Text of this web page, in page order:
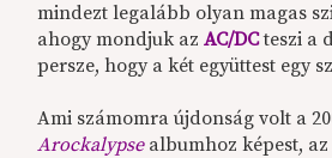
mindezt legalább olyan magas
ahogy mondjuk azAC/DCteszi a
persze, hogy a két együttest egy
Ami számomra újdonság volt a
Arockalypsealbumhoz képest,